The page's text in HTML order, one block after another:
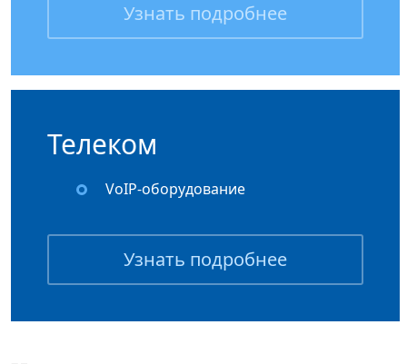
Узнать подробнее
Телеком
VoIP-оборудование
Узнать подробнее